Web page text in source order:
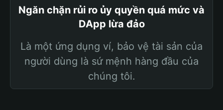
Ngăn chặn rủi ro ủy quyền quá mức và
DApp lừa đảo
Là một ứng dụng ví, bảo vệ tài sản của
người dùng là sứ mệnh hàng đầu của
chúng tôi.